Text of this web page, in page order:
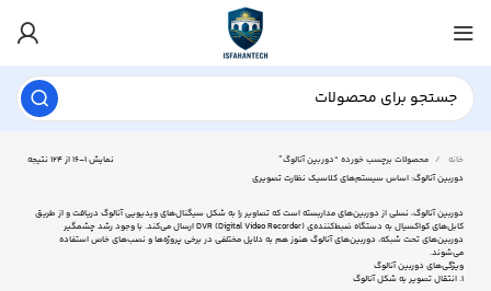
خانه محصولات برچسب خورده “دوربین آنالوگ”
نمایش 1–16 از 124 نتیجه
دوربین آنالوگ: اساس سیستم‌های کلاسیک نظارت تصویری
دوربین آنالوگ، نسلی از دوربین‌های مداربسته است که تصاویر را به شکل سیگنال‌های ویدیویی آنالوگ دریافت و از طریق
کابل‌های کواکسیال به دستگاه ضبط‌کننده‌ی DVR (Digital Video Recorder) ارسال می‌کند. با وجود رشد چشمگیر
دوربین‌های تحت شبکه، دوربین‌های آنالوگ هنوز هم به دلایل مختلفی در برخی پروژه‌ها و نصب‌های خاص استفاده
می‌شوند.
ویژگی‌های دوربین آنالوگ
1. انتقال تصویر به شکل آنالوگ